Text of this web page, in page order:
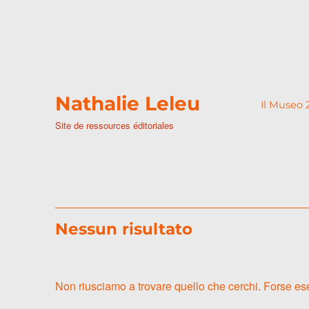
Nathalie Leleu
Site de ressources éditoriales
Il Museo
Nessun risultato
Non riusciamo a trovare quello che cerchi. Forse